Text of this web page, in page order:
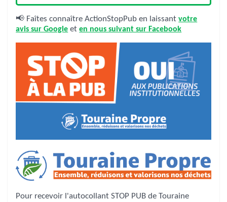
📢 Faîtes connaître ActionStopPub en laissantvotre
avis sur Google eten nous suivant sur Facebook
Pour recevoir l'autocollant STOP PUB de Touraine